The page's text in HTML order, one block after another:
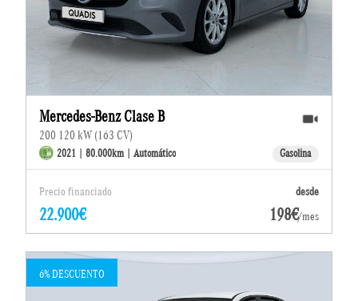
Mercedes-Benz Clase B
200 120 kW (163 CV)
2021 | 80.000km | Automático Gasolina
Precio financiado desde
22.900€ 198€/mes
6% DESCUENTO